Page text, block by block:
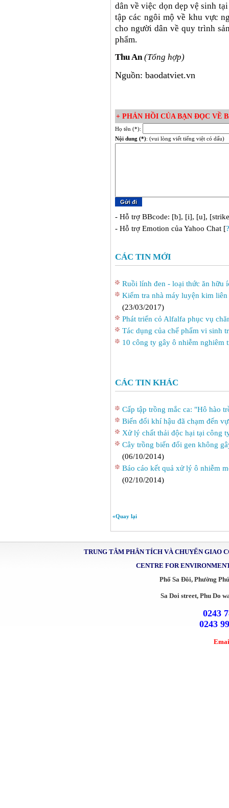
dân về việc dọn dẹp vệ sinh
tập các ngôi mộ về khu vực
cho người dân về quy trình
phẩm.
Thu An (Tổng hợp)
Nguồn: baodatviet.vn
+ PHẢN HỒI CỦA BẠN ĐỌC VỀ
Họ tên (*):
Nội dung (*): (vui lòng viết tiếng việt có dấu)
- Hỗ trợ BBcode: [b], [i], [u],
- Hỗ trợ Emotion của Yahoo Chat [?
CÁC TIN MỚI
Ruồi lính đen - loại thức ăn hữu
Kiểm tra nhà máy luyện kim
(23/03/2017)
Phát triển cỏ Alfalfa phục vụ
Tác dụng của chế phẩm vi sinh
10 công ty gây ô nhiễm nghiêm
CÁC TIN KHÁC
Cấp tập trồng mắc ca: "Hô hào
Biến đổi khí hậu đã chạm đến
Xử lý chất thải độc hại tại công
Cây trồng biến đổi gen không
(06/10/2014)
Báo cáo kết quả xử lý ô nhiễm
(02/10/2014)
«Quay lại
TRUNG TÂM PHÂN TÍCH VÀ CHUYỂN GIAO
CENTRE FOR
Phố Sa Đôi, Phường
Sa Doi street, Phu Do
0243
0243